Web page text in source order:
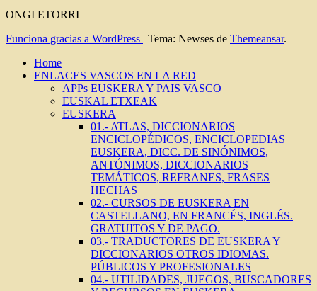
ONGI ETORRI
Funciona gracias a WordPress | Tema: Newses de Themeansar.
Home
ENLACES VASCOS EN LA RED
APPs EUSKERA Y PAIS VASCO
EUSKAL ETXEAK
EUSKERA
01.- ATLAS, DICCIONARIOS
ENCICLOPÉDICOS, ENCICLOPEDIAS
EUSKERA, DICC. DE SINÓNIMOS,
ANTÓNIMOS, DICCIONARIOS
TEMÁTICOS, REFRANES, FRASES
HECHAS
02.- CURSOS DE EUSKERA EN
CASTELLANO, EN FRANCÉS, INGLÉS.
GRATUITOS Y DE PAGO.
03.- TRADUCTORES DE EUSKERA Y
DICCIONARIOS OTROS IDIOMAS.
PÚBLICOS Y PROFESIONALES
04.- UTILIDADES, JUEGOS, BUSCADORES